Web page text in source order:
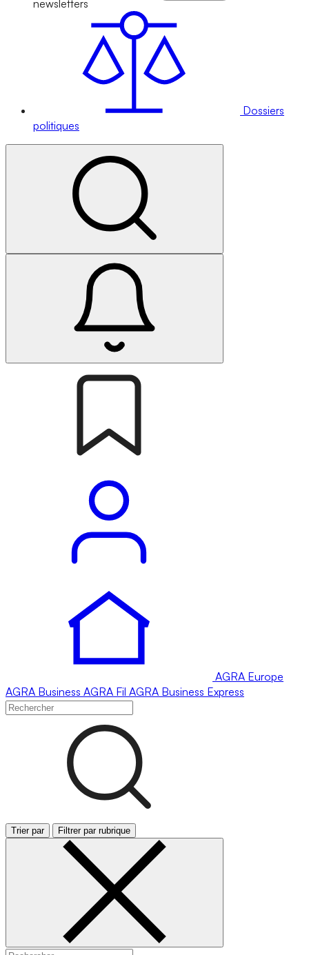
newsletters
Dossiers
politiques
AGRA Europe
AGRA Business AGRA Fil AGRA Business Express
Trier par Filtrer par rubrique